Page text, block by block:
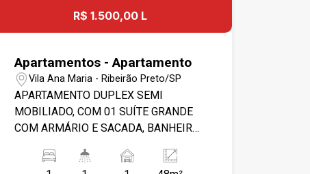
R$ 1.500,00 L
Apartamentos - Apartamento
Vila Ana Maria - Ribeirão Preto/SP
APARTAMENTO DUPLEX SEMI
MOBILIADO, COM 01 SUÍTE GRANDE
COM ARMÁRIO E SACADA, BANHEIRO
PLANEJADA, COM SALA CONJUGADA